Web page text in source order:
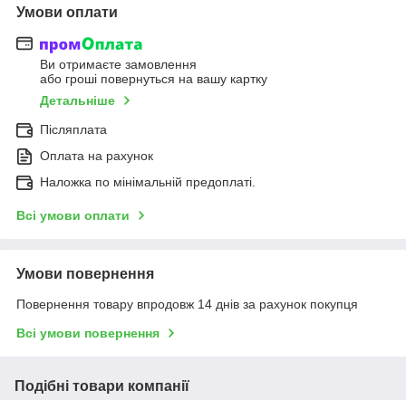
Умови оплати
Ви отримаєте замовлення
або гроші повернуться на вашу картку
Детальніше
Післяплата
Оплата на рахунок
Наложка по мінімальній предоплаті.
Всі умови оплати
Умови повернення
Повернення товару впродовж 14 днів за рахунок покупця
Всі умови повернення
Подібні товари компанії